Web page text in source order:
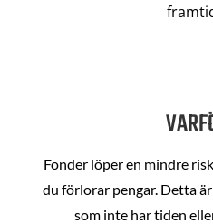
Fonder löper en mindre
du förlorar pengar. Detta
som inte har tiden